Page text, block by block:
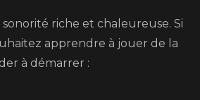
riche et chaleureuse. Si
apprendre à jouer de la
à démarrer :